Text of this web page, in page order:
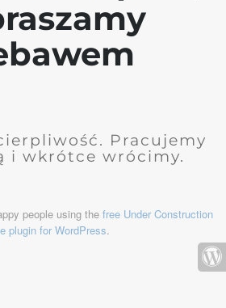
Pracujemy
i wkrótce wrócimy.
people using the free Under Construction
plugin for WordPress.